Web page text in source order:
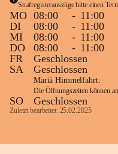
Strafregisterauszüge bitte einen
MO 08:00 - 11:00
DI
08:00 - 11:00
MI
08:00 - 11:00
DO
08:00 - 11:00
FR
Geschlossen
SA
Geschlossen
Mariä Himmelfahrt:
Die Öffnungszeiten können
SO Geschlossen
Zuletzt bearbeitet: 25.02.2025